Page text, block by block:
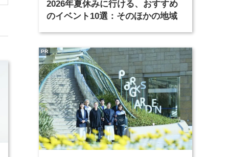
2026年夏休みに行ける、おすすめ
のイベント10選：そのほかの地域
PR